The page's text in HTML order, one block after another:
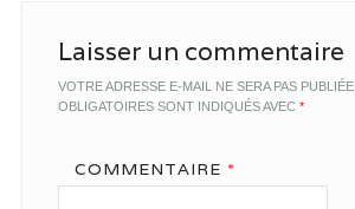
Laisser un commentaire
VOTRE ADRESSE E-MAIL NE SERA PAS PUBLIÉE.
OBLIGATOIRES SONT INDIQUÉS AVEC *
COMMENTAIRE *